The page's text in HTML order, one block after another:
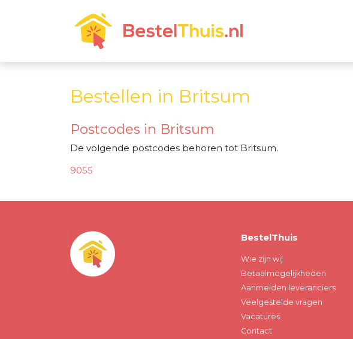
Bestellen in Britsum
Postcodes in Britsum
De volgende postcodes behoren tot Britsum.
9055
BestelThuis
Wie zijn wij
Betaalmogelijkheden
Aanmelden leveranciers
Veelgestelde vragen
Vacatures
Contact